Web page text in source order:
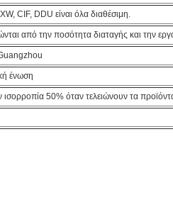
CIF, DDU είναι όλα διαθέσιμη.
από την ποσότητα διαταγής και την
ένωση
50% όταν τελειώνουν τα